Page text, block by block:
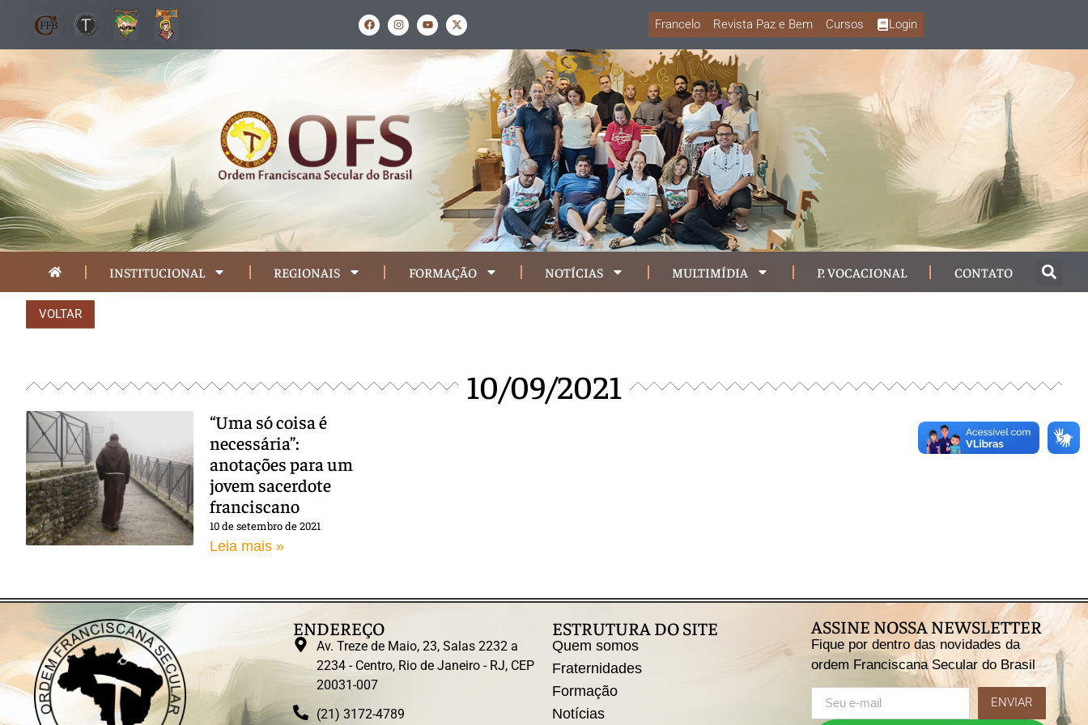
Francelo Revista Paz e Bem Cursos Login
INSTITUCIONAL REGIONAIS FORMAÇÃO NOTÍCIAS MULTIMÍDIA P. VOCACIONAL CONTATO
VOLTAR
10/09/2021
“Uma só coisa é
necessária”:
anotações para um
jovem sacerdote
franciscano
10 de setembro de 2021
Leia mais »
ENDEREÇO
Av. Treze de Maio, 23, Salas 2232 a
2234 - Centro, Rio de Janeiro - RJ, CEP
20031-007
(21) 3172-4789
ESTRUTURA DO SITE
Quem somos
Fraternidades
Formação
Notícias
ASSINE NOSSA NEWSLETTER
Fique por dentro das novidades da
ordem Franciscana Secular do Brasil
ENVIAR